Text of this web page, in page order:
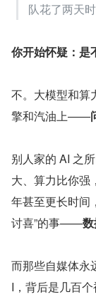
队花了两天
你开始怀疑：是
不。大模型和算
擎和汽油上——
别人家的 AI 之
大、算力比你强
年甚至更长时间
讨喜”的事——
而那些自媒体永
I，背后是几百